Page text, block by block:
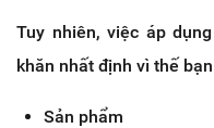
Tuy nhiên, việc áp
khăn nhất định vì thế
Sản phẩm